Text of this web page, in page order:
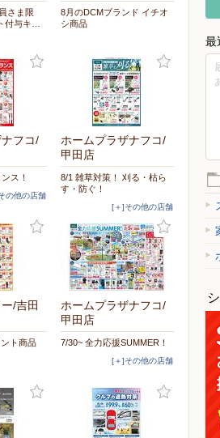
さま限
付与キ…
8月のDCMブランド イチオ
シ商品
フコ/
ス！
の他の店舗
ホームプラザナフコ/
甲田店
8/1 雑草対策！ 刈る・枯ら
す・防ぐ！
[＋]その他の店舗
/吉田
ト商品
ホームプラザナフコ/
甲田店
7/30~ 全力応援SUMMER！
[＋]その他の店舗
最